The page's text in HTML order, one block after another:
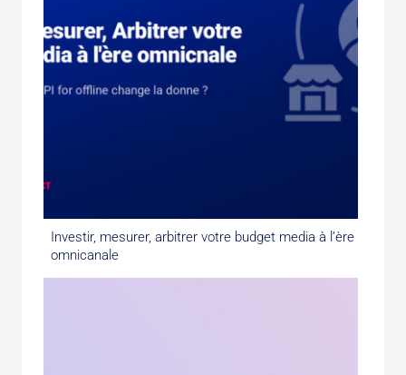
Investir, mesurer, arbitrer votre budget media à l’ère
omnicanale